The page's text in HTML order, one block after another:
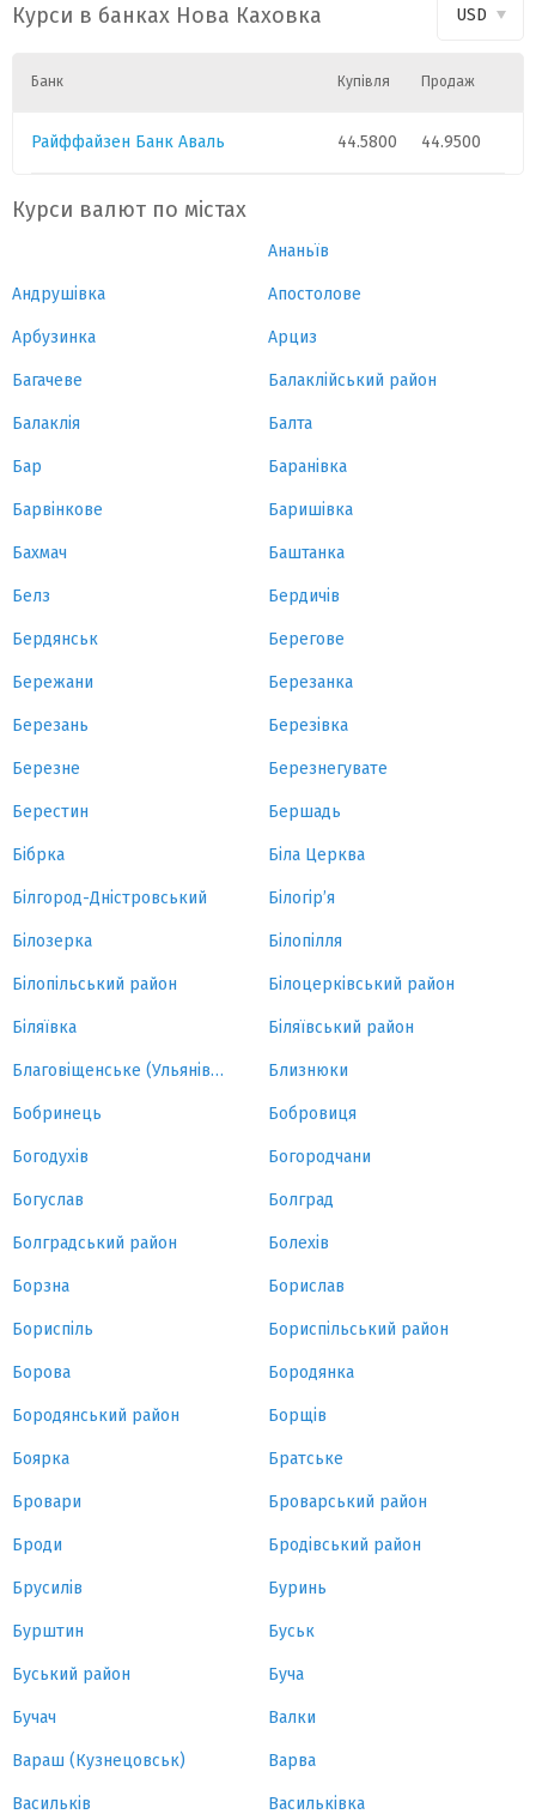
GBP 1 -0.0647
Курси в банках Нова Каховка USD
Банк Купівля Продаж
Райффайзен Банк Аваль 44.5800 44.9500
Курси валют по містах
Ананьїв
Андрушівка Апостолове
Арбузинка Арциз
Багачеве Балаклійський район
Балаклія Балта
Бар Баранівка
Барвінкове Баришівка
Бахмач Баштанка
Белз Бердичів
Бердянськ Берегове
Бережани Березанка
Березань Березівка
Березне Березнегувате
Берестин Бершадь
Бібрка Біла Церква
Білгород-Дністровський Білогір’я
Білозерка Білопілля
Білопільський район Білоцерківський район
Біляївка Біляївський район
Благовіщенське (Ульянівка) Близнюки
Бобринець Бобровиця
Богодухів Богородчани
Богуслав Болград
Болградський район Болехів
Борзна Борислав
Бориспіль Бориспільський район
Борова Бородянка
Бородянський район Борщів
Боярка Братське
Бровари Броварський район
Броди Бродівський район
Брусилів Буринь
Бурштин Буськ
Буський район Буча
Бучач Валки
Вараш (Кузнецовськ) Варва
Васильків Васильківка